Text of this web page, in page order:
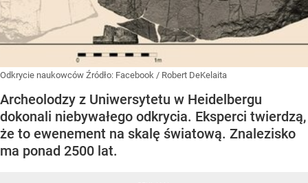
Odkrycie naukowców Źródło: Facebook / Robert DeKelaita
Archeolodzy z Uniwersytetu w Heidelbergu
dokonali niebywałego odkrycia. Eksperci twierdzą,
że to ewenement na skalę światową. Znalezisko
ma ponad 2500 lat.